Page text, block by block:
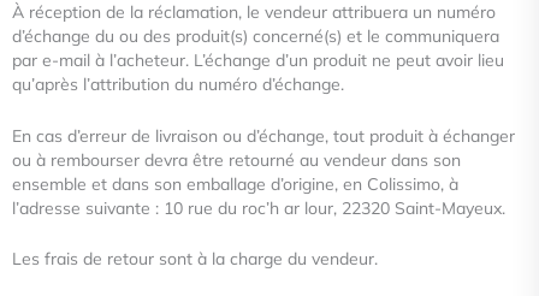
À réception de la réclamation, le vendeur attribuera un numéro
d’échange du ou des produit(s) concerné(s) et le communiquera
par e-mail à l’acheteur. L’échange d’un produit ne peut avoir lieu
qu’après l’attribution du numéro d’échange.
En cas d’erreur de livraison ou d’échange, tout produit à échanger
ou à rembourser devra être retourné au vendeur dans son
ensemble et dans son emballage d’origine, en Colissimo, à
l’adresse suivante : 10 rue du roc’h ar lour, 22320 Saint-Mayeux.
Les frais de retour sont à la charge du vendeur.